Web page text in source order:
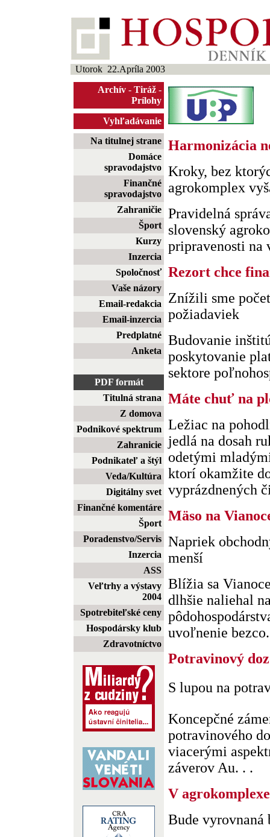
Utorok 22.Apríla 2003
Archív - Tiráž -
Prílohy
Vyhľadávanie
Na titulnej strane
Domáce
spravodajstvo
Finančné
spravodajstvo
Zahraničie
Šport
Kurzy
Inzercia
Spoločnosť
Vaše názory
Email-redakcia
Email-inzercia
Predplatné
Anketa
PDF formát
Titulná strana
Z domova
Podnikové spektrum
Zahranicie
Podnikateľ a štýl
Veda/Kultúra
Digitálny svet
Finančné komentáre
Šport
Poradenstvo/Servis
Inzercia
ASS
Veľtrhy a výstavy
2004
Spotrebiteľské ceny
Hospodársky klub
Zdravotníctvo
Harmonizácia
Kroky, bez
agrokomplex
Pravidelná
slovenský
pripravenosti na
Rezort chce
Znížili sme
požiadaviek
Budovanie
poskytovanie
sektore
Máte chuť na
Ležiac na
jedlá na dosah
odetými
ktorí okamžite
vyprázdnených
Mäso na
Napriek
menší
Blížia sa
dlhšie naliehal
uvoľnenie
Potravinový
S lupou na
Koncepčné
potravinového
viacerými
záverov Au. . .
V
Bude vyrovnaná